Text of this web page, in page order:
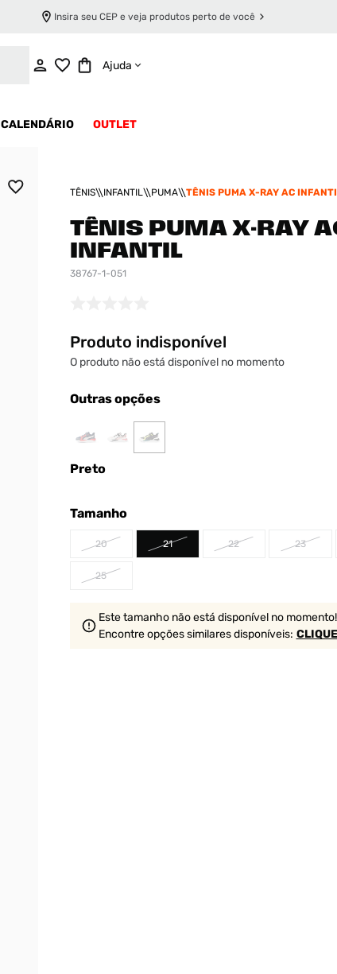
Insira seu CEP e veja produtos perto de você
Ajuda
CALENDÁRIO OUTLET
TÊNIS INFANTIL PUMA TÊNIS PUMA X-RAY AC
TÊNIS PUMA X-RAY
INFANTIL
38767-1-051
Produto indisponível
O produto não está disponível no momento
Outras opções
Preto
Tamanho
20 21 22 23
25
Este tamanho não está disponível no momento!
Encontre opções similaresdisponíveis: